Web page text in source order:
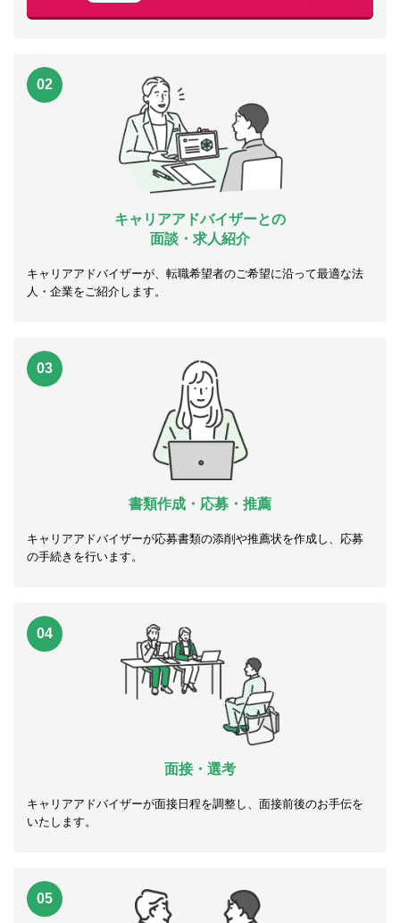
02
キャリアアドバイザーとの
面談・求人紹介
キャリアアドバイザーが、転職希望者のご希望に沿って最適な法
人・企業をご紹介します。
03
書類作成・応募・推薦
キャリアアドバイザーが応募書類の添削や推薦状を作成し、応募
の手続きを行います。
04
面接・選考
キャリアアドバイザーが面接日程を調整し、面接前後のお手伝を
いたします。
05